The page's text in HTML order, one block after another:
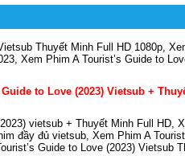
Thuyết Minh Full HD 1080p,
Xem Phim A Tourist’s Guide to
Guide to Love (2023) Vietsub +
vietsub + Thuyết Minh Full HD,
đầy đủ vietsub, Xem Phim A
Guide to Love (2023) Vietsub